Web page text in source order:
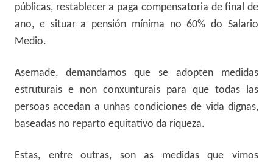
públicas, restablecer a paga compensatoria de final de
ano, e situar a pensión mínima no 60% do Salario
Medio.
Asemade, demandamos que se adopten medidas
estruturais e non conxunturais para que todas las
persoas accedan a unhas condiciones de vida dignas,
baseadas no reparto equitativo da riqueza.
Estas, entre outras, son as medidas que vimos